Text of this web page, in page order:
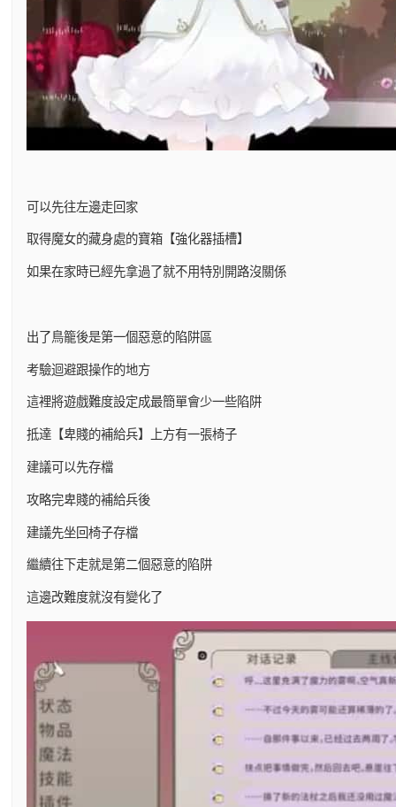
可以先往左邊走回家
取得魔女的藏身處的寶箱【強化器插槽】
如果在家時已經先拿過了就不用特別開路沒關係
出了鳥籠後是第一個惡意的陷阱區
考驗迴避跟操作的地方
這裡將遊戲難度設定成最簡單會少一些陷阱
抵達【卑賤的補給兵】上方有一張椅子
建議可以先存檔
攻略完卑賤的補給兵後
建議先坐回椅子存檔
繼續往下走就是第二個惡意的陷阱
這邊改難度就沒有變化了